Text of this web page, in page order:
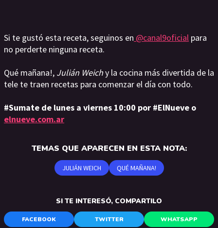
Si te gustó esta receta, seguinos en @canal9oficial para
no perderte ninguna receta.
Qué mañana!, Julián Weichy la cocina más divertida de la
tele te traen recetas para comenzar el día con todo.
#Sumate de lunes a viernes 10:00 por #ElNueve o
elnueve.com.ar
TEMAS QUE APARECEN EN ESTA NOTA:
JULIÁN WEICH QUÉ MAÑANA!
SI TE INTERESÓ, COMPARTILO
FACEBOOK TWITTER WHATSAPP